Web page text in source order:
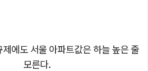
에도 서울 아파트값은 하늘 높은 줄
모른다.